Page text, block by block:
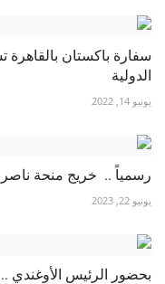
سفارة باكستان
الدولية
يونيو 14, 2022
رسمياً .. خريج منحة ناصر
يونيو 22, 2023
بحضور الرئيس الأوغندي ..